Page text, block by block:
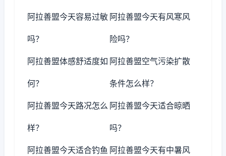
阿拉善盟今天容易过敏
吗？
阿拉善盟今天有风寒风
险吗？
阿拉善盟体感舒适度如
何？
阿拉善盟空气污染扩散
条件怎么样？
阿拉善盟今天路况怎么
样？
阿拉善盟今天适合晾晒
吗？
阿拉善盟今天适合钓鱼 阿拉善盟今天有中暑风